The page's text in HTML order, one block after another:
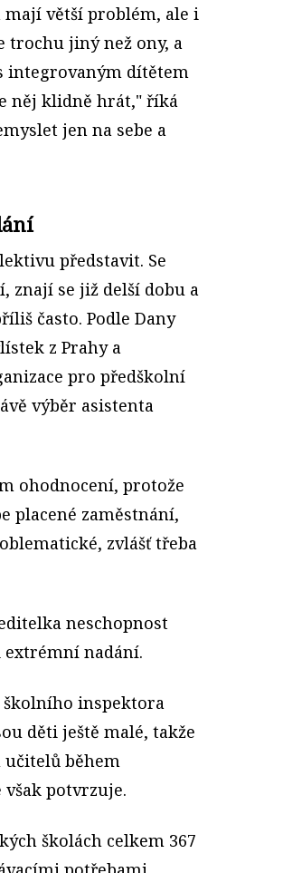
větší problém, ale i
trochu jiný než ony, a
integrovaným dítětem
něj klidně hrát," říká
jen na sebe a
představit. Se
znají se již delší dobu a
často. Podle Dany
z Prahy a
pro předškolní
výběr asistenta
ohodnocení, protože
placené zaměstnání,
zvlášť třeba
neschopnost
nadání.
inspektora
děti ještě malé, takže
během
potvrzuje.
školách celkem 367